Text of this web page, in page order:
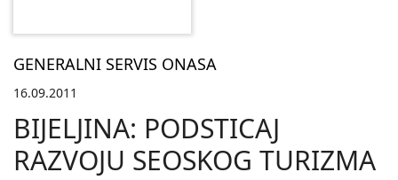
GENERALNI SERVIS ONASA
16.09.2011
BIJELJINA: PODSTICAJ
RAZVOJU SEOSKOG TURIZMA